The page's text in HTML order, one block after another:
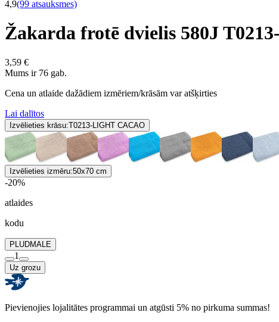
4,9(99 atsauksmes)
Žakarda frotē dvielis 580J
3,59 €
Mums ir 76 gab.
Cena un atlaide dažādiem izmēriem/krāsām var atšķirties
Lai dalītos
Izvēlieties krāsu:T0213-LIGHT CACAO
Izvēlieties izmēru:50x70 cm
-20%
atlaides
kodu
PLUDMALE
1
Uz grozu
Pievienojies lojalitātes programmai un atgūsti 5% no pirkuma summas!